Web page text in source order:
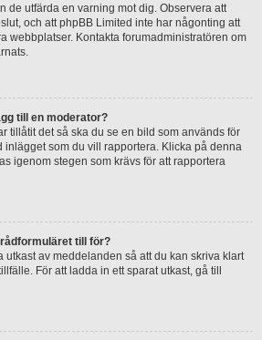
de utfärda en varning mot dig. Observera att
och att phpBB Limited inte har någonting att
webbplatser. Kontakta forumadministratören om
till en moderator?
tillåtit det så ska du se en bild som används för
inlägget som du vill rapportera. Klicka på denna
igenom stegen som krävs för att rapportera
till för?
utkast av meddelanden så att du kan skriva klart
För att ladda in ett sparat utkast, gå till